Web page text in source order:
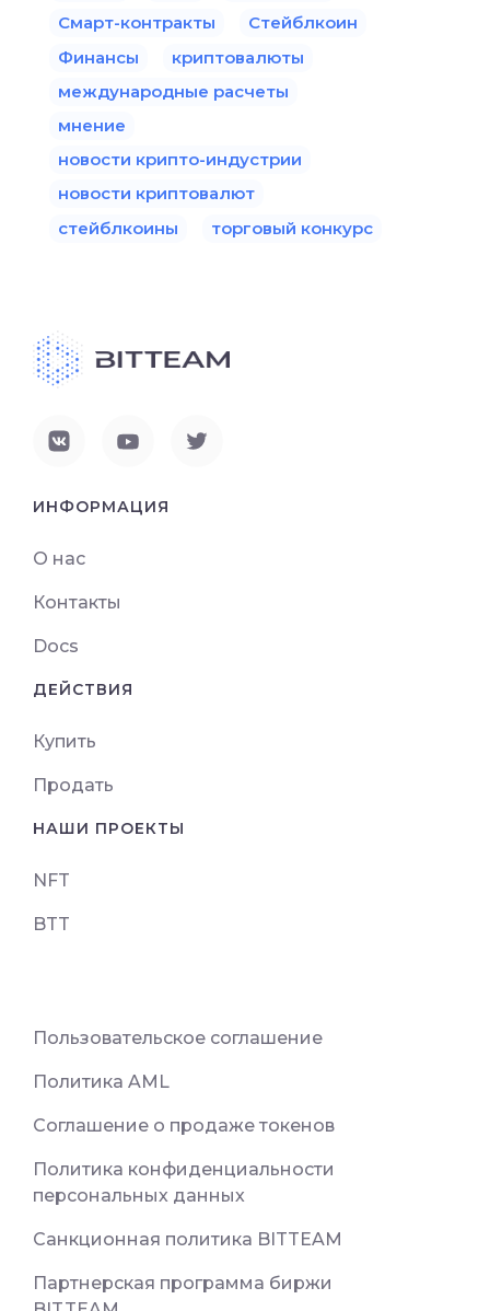
Смарт-контракты
Стейблкоин
Финансы
криптовалюты
международные расчеты
мнение
новости крипто-индустрии
новости криптовалют
стейблкоины
торговый конкурс
ИНФОРМАЦИЯ
О нас
Контакты
Docs
ДЕЙСТВИЯ
Купить
Продать
НАШИ ПРОЕКТЫ
NFT
BTT
Пользовательское соглашение
Политика AML
Соглашение о продаже токенов
Политика конфиденциальности
персональных данных
Санкционная политика BITTEAM
Партнерская программа биржи